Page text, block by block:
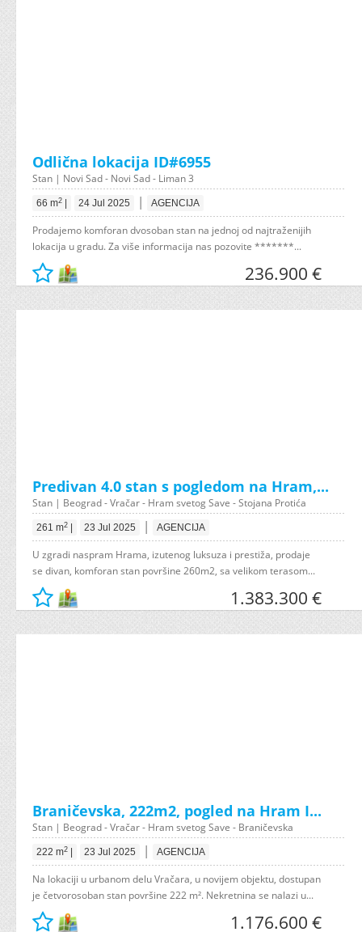
Odlična lokacija ID#6955
Stan | Novi Sad - Novi Sad - Liman 3
66 m2 24 Jul 2025 | AGENCIJA
Prodajemo komforan dvosoban stan na jednoj od najtraženijih
lokacija u gradu. Za više informacija nas pozovite *******...
236.900 €
Predivan 4.0 stan s pogledom na Hram,...
Stan | Beograd - Vračar - Hram svetog Save - Stojana Protića
261 m2 23 Jul 2025 | AGENCIJA
U zgradi naspram Hrama, izutenog luksuza i prestiža, prodaje
se divan, komforan stan površine 260m2, sa velikom terasom...
1.383.300 €
Braničevska, 222m2, pogled na Hram I...
Stan | Beograd - Vračar - Hram svetog Save - Braničevska
222 m2 23 Jul 2025 | AGENCIJA
Na lokaciji u urbanom delu Vračara, u novijem objektu, dostupan
je četvorosoban stan površine 222 m². Nekretnina se nalazi u...
1.176.600 €